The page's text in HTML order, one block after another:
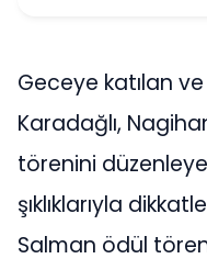
Geceye katılan
Karadağlı,
törenini
şıklıklarıyla
Salman ödül